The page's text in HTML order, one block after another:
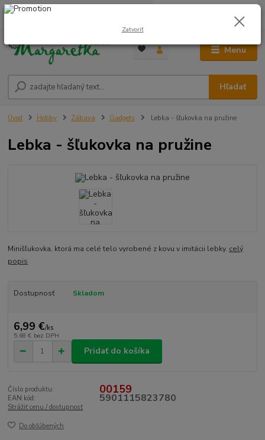
Menu
Hľadať
0948 236 042
0,00 €
Úvod Hobby Zábava Gadgets Lebka - šľukovka na pružine
Lebka - šľukovka na pružine
Minišľukovka, ktorá ma celé telo vyrobené z kovu v imitácii lebky. celý
popis
Dostupnosť Skladom
6,99 €/ks
5,68 € bez DPH
Pridať do košíka
Číslo produktu: 00159
EAN kód: 5901115823780
Strážiť cenu / dostupnosť
Do obľúbených
Zatvoriť